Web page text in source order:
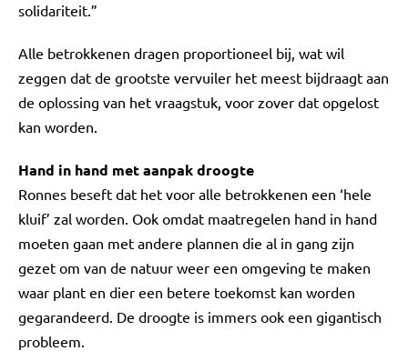
solidariteit.”
Alle betrokkenen dragen proportioneel bij, wat wil
zeggen dat de grootste vervuiler het meest bijdraagt aan
de oplossing van het vraagstuk, voor zover dat opgelost
kan worden.
Hand in hand met aanpak droogte
Ronnes beseft dat het voor alle betrokkenen een ‘hele
kluif’ zal worden. Ook omdat maatregelen hand in hand
moeten gaan met andere plannen die al in gang zijn
gezet om van de natuur weer een omgeving te maken
waar plant en dier een betere toekomst kan worden
gegarandeerd. De droogte is immers ook een gigantisch
probleem.